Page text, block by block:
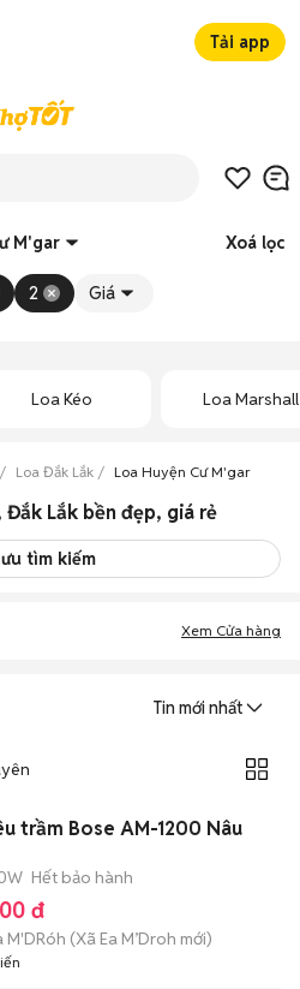
Tải app
M'gar Xoá lọc
2 Giá
Loa Kéo Loa Marshall
Loa Đắk Lắk Loa Huyện Cư M'gar
Đắk Lắk bền đẹp, giá rẻ
tìm kiếm
Xem Cửa hàng
Tin mới nhất
trầm Bose AM-1200 Nâu
Hết bảo hành
đ
M'DRóh (Xã Ea M’Droh mới)